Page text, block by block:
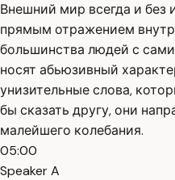
Внешний мир всегда и без
прямым отражением
большинства людей с
носят абьюзивный
унизительные слова,
бы сказать другу, они
малейшего колебания.
05:00
Speaker A